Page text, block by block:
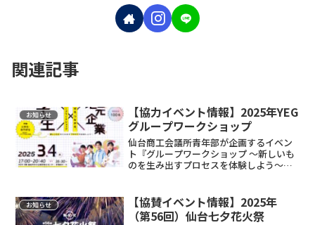
関連記事
お知らせ
【協力イベント情報】2025年YEG
グループワークショップ
仙台商工会議所青年部が企画するイベン
ト『グループワークショップ ～新しいも
のを生み出すプロセスを体験しよう～』
お知らせ
【協賛イベント情報】2025年
（第56回）仙台七夕花火祭